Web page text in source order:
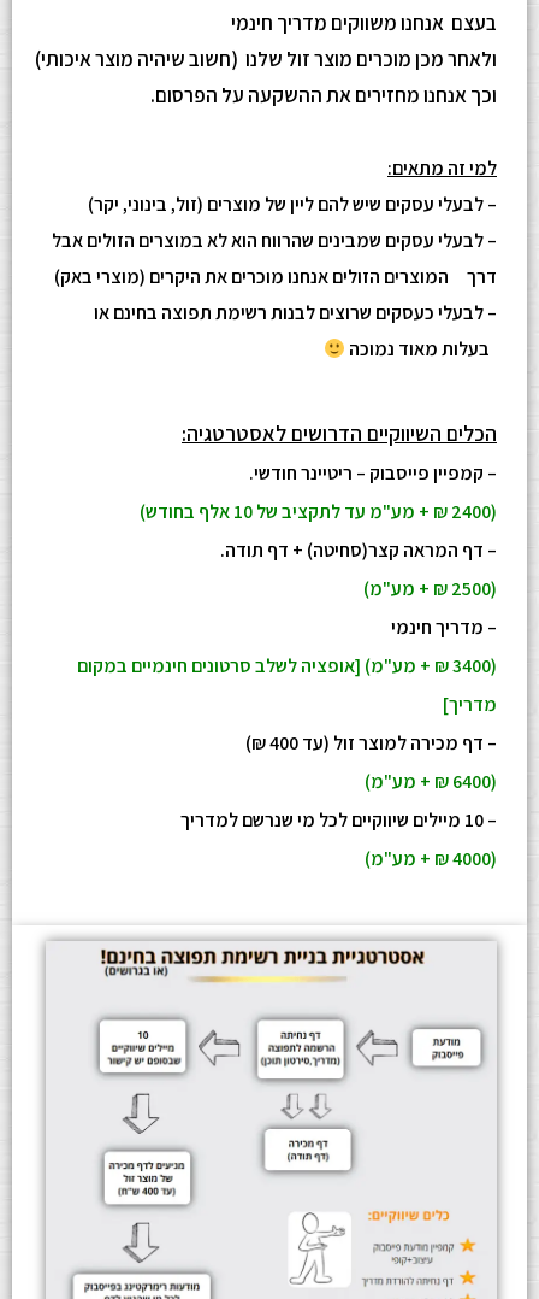
בעצם אנחנו משווקים מדריך חינמי
ולאחר מכן מוכרים מוצר זול שלנו (חשוב שיהיה מוצר איכותי)
וכך אנחנו מחזירים את ההשקעה על הפרסום.
למי זה מתאים:
– לבעלי עסקים שיש להם ליין של מוצרים (זול, בינוני, יקר)
– לבעלי עסקים שמבינים שהרווח הוא לא במוצרים הזולים אבל
דרך המוצרים הזולים אנחנו מוכרים את היקרים (מוצרי באק)
– לבעלי כעסקים שרוצים לבנות רשימת תפוצה בחינם או
בעלות מאוד נמוכה
הכלים השיווקיים הדרושים לאסטרטגיה:
– קמפיין פייסבוק – ריטיינר חודשי.
(2400 ₪ + מע"מ עד לתקציב של 10 אלף בחודש)
– דף המראה קצר(סחיטה) + דף תודה.
(2500 ₪ + מע"מ)
– מדריך חינמי
(3400 ₪ + מע"מ) [אופציה לשלב סרטונים חינמיים במקום
מדריך]
– דף מכירה למוצר זול (עד 400 ₪)
(6400 ₪ + מע"מ)
– 10 מיילים שיווקיים לכל מי שנרשם למדריך
(4000 ₪ + מע"מ)